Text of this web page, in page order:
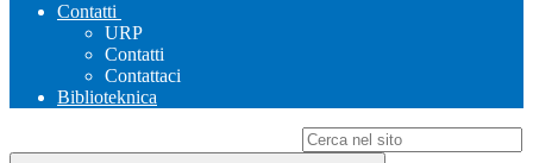
Contatti
URP
Contatti
Contattaci
Biblioteknica